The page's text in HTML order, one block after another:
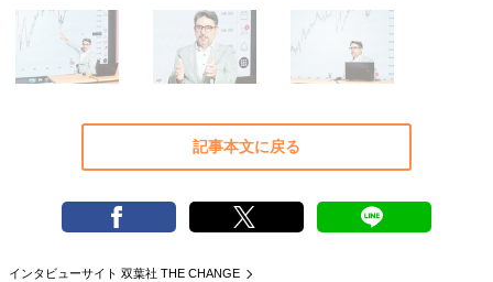
私を彩るエッセンス
60代のネクストステージ
70代のグランドデザイン
社会・カルチャー・マネー
地域とつながる/お金との付き合い方
記事本文に戻る
インタビューサイト 双葉社 THE CHANGE